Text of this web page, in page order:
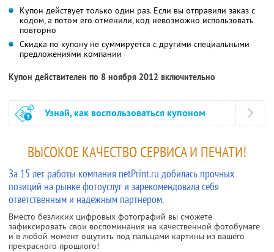
Купон действует только один раз. Если вы отправили заказ с
кодом, а потом его отменили, код невозможно использовать
повторно
Скидка по купону не суммируется с другими специальными
предложениями компании
Купон действителен по 8 ноября 2012 включительно
Узнай, как воспользоваться купоном
ВЫСОКОЕ КАЧЕСТВО СЕРВИСА И ПЕЧАТИ!
За 15 лет работы компания netPrint.ru добилась прочных
позиций на рынке фотоуслуг и зарекомендовала себя
ответственным и надежным партнером.
Вместо безликих цифровых фотографий вы сможете
зафиксировать свои воспоминания на качественной фотобумаге
и в любой момент ощутить под пальцами картины из вашего
прекрасного прошлого!